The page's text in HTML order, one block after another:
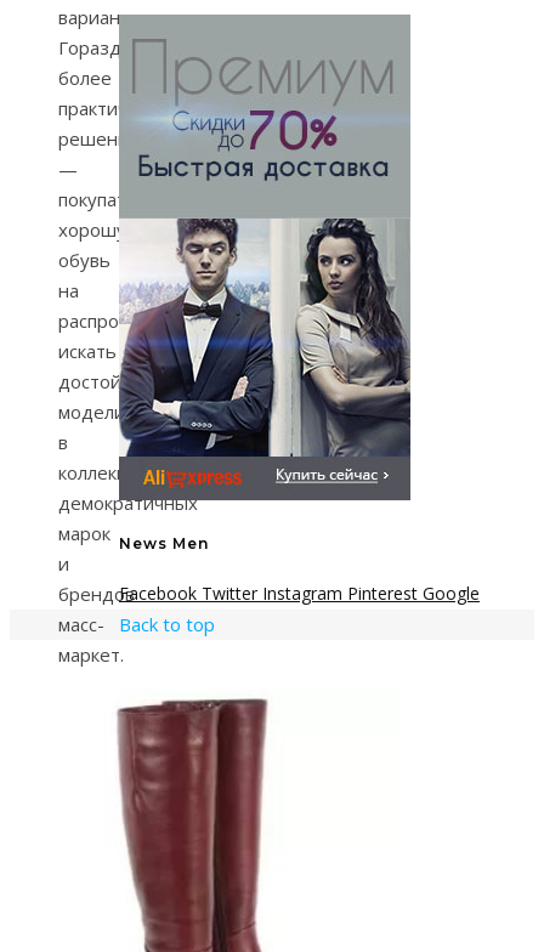
вариант.
Гораздо
более
практичное
решение
—
покупать
хорошую
обувь
на
распродажах,
искать
достойные
модели
в
коллекциях
демократичных
марок
и
брендов
масс-
маркет.
News Men
Facebook Twitter Instagram Pinterest Google
Back to top